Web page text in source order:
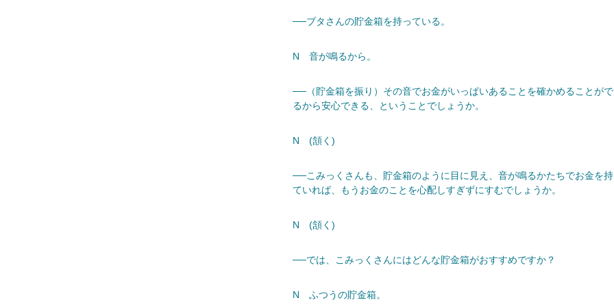
──ブタさんの貯金箱を持っている。
N 音が鳴るから。
──（貯金箱を振り）その音でお金がいっぱいあることを確かめることが
るから安心できる、ということでしょうか。
N (頷く)
──こみっくさんも、貯金箱のように目に見え、音が鳴るかたちでお金を
ていれば、もうお金のことを心配しすぎずにすむでしょうか。
N (頷く)
──では、こみっくさんにはどんな貯金箱がおすすめですか？
N ふつうの貯金箱。